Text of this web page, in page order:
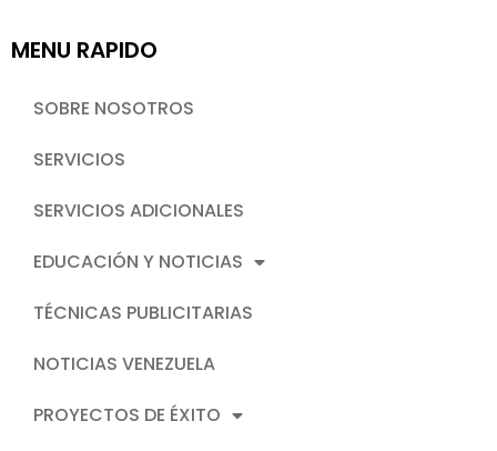
MENU RAPIDO
SOBRE NOSOTROS
SERVICIOS
SERVICIOS ADICIONALES
EDUCACIÓN Y NOTICIAS
TÉCNICAS PUBLICITARIAS
NOTICIAS VENEZUELA
PROYECTOS DE ÉXITO